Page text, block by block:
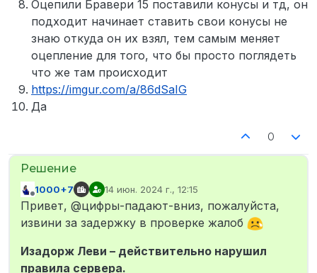
Оцепили Бравери 15 поставили конусы и тд, он
подходит начинает ставить свои конусы не
знаю откуда он их взял, тем самым меняет
оцепление для того, что бы просто поглядеть
что же там происходит
https://imgur.com/a/86dSaIG
Да
0
Не в сети
1000+7 14 июн. 2024 г., 12:15
отредактировано
Привет, @цифры-падают-вниз, пожалуйста,
извини за задержку в проверке жалоб
Изадорж Леви – действительно нарушил
правила сервера.